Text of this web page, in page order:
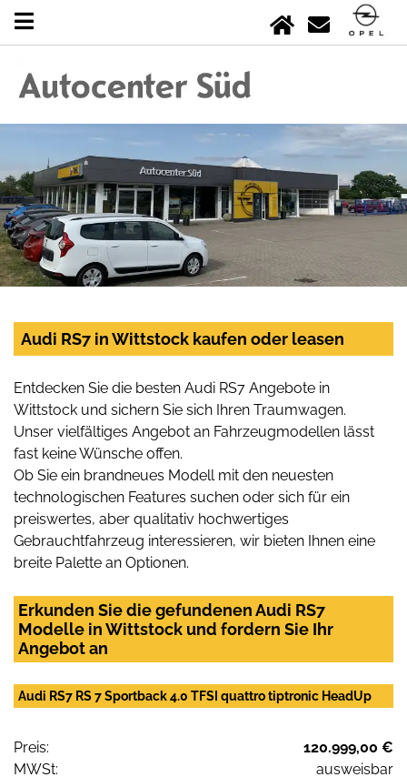
Audi RS7 in Wittstock kaufen oder leasen
Entdecken Sie die besten Audi RS7 Angebote in
Wittstock und sichern Sie sich Ihren Traumwagen.
Unser vielfältiges Angebot an Fahrzeugmodellen lässt
fast keine Wünsche offen.
Ob Sie ein brandneues Modell mit den neuesten
technologischen Features suchen oder sich für ein
preiswertes, aber qualitativ hochwertiges
Gebrauchtfahrzeug interessieren, wir bieten Ihnen eine
breite Palette an Optionen.
Erkunden Sie die gefundenen Audi RS7
Modelle in Wittstock und fordern Sie Ihr
Angebot an
Audi RS7 RS 7 Sportback 4.0 TFSI quattro tiptronic HeadUp
Preis:
120.999,00 €
MWSt:
ausweisbar